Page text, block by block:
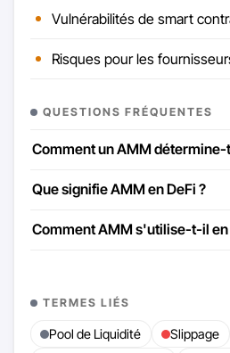
Vulnérabilités de smart
Risques pour les
QUESTIONS FRÉQUENTES
Comment un AMM détermine-
Que signifie AMM en DeFi ?
Comment AMM s'utilise-t-il en
TERMES LIÉS
Pool de Liquidité
Slippage